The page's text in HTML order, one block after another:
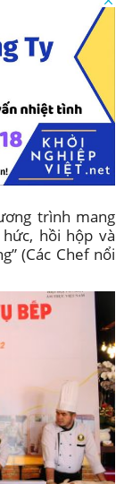
trình mang
hồi hộp và
(Các Chef nổi